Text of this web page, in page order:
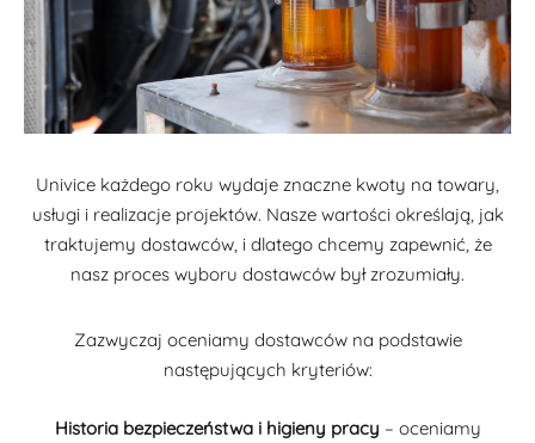
Univice każdego roku wydaje znaczne kwoty na towary,
usługi i realizacje projektów. Nasze wartości określają, jak
traktujemy dostawców, i dlatego chcemy zapewnić, że
nasz proces wyboru dostawców był zrozumiały.
Zazwyczaj oceniamy dostawców na podstawie
następujących kryteriów:
Historia bezpieczeństwa i higieny pracy – oceniamy